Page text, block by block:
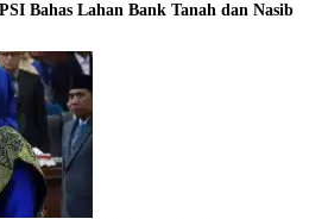
Bahas Lahan Bank Tanah dan Nasib